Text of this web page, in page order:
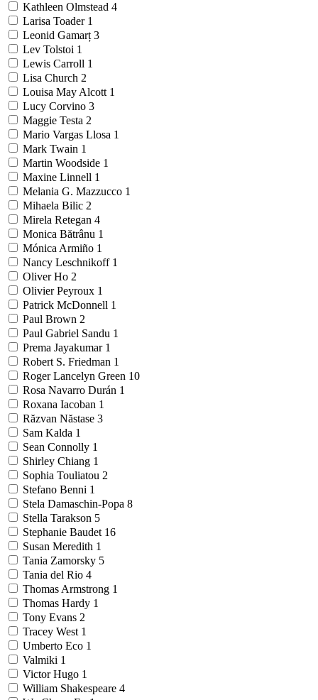
Kathleen Olmstead 4
Larisa Toader 1
Leonid Gamarț 3
Lev Tolstoi 1
Lewis Carroll 1
Lisa Church 2
Louisa May Alcott 1
Lucy Corvino 3
Maggie Testa 2
Mario Vargas Llosa 1
Mark Twain 1
Martin Woodside 1
Maxine Linnell 1
Melania G. Mazzucco 1
Mihaela Bilic 2
Mirela Retegan 4
Monica Bătrânu 1
Mónica Armiño 1
Nancy Leschnikoff 1
Oliver Ho 2
Olivier Peyroux 1
Patrick McDonnell 1
Paul Brown 2
Paul Gabriel Sandu 1
Prema Jayakumar 1
Robert S. Friedman 1
Roger Lancelyn Green 10
Rosa Navarro Durán 1
Roxana Iacoban 1
Răzvan Năstase 3
Sam Kalda 1
Sean Connolly 1
Shirley Chiang 1
Sophia Touliatou 2
Stefano Benni 1
Stela Damaschin-Popa 8
Stella Tarakson 5
Stephanie Baudet 16
Susan Meredith 1
Tania Zamorsky 5
Tania del Rio 4
Thomas Armstrong 1
Thomas Hardy 1
Tony Evans 2
Tracey West 1
Umberto Eco 1
Valmiki 1
Victor Hugo 1
William Shakespeare 4